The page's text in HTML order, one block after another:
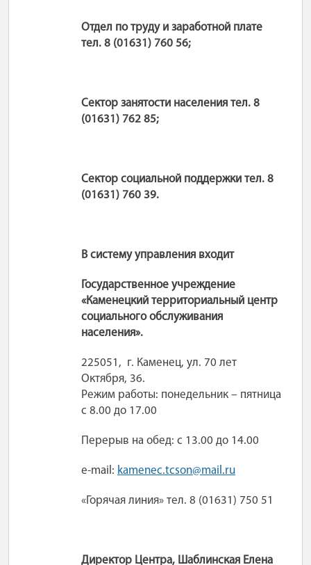
Отдел по труду и заработной плате
тел. 8 (01631) 760 56;
Сектор занятости населения тел. 8
(01631) 762 85;
Сектор социальной поддержки тел. 8
(01631) 760 39.
В систему управления входит
Государственное учреждение
«Каменецкий территориальный центр
социального обслуживания
населения».
225051, г. Каменец, ул. 70 лет
Октября, 36.
Режим работы: понедельник – пятница
с 8.00 до 17.00
Перерыв на обед: с 13.00 до 14.00
e-mail: kamenec.tcson@mail.ru
«Горячая линия» тел. 8 (01631) 750 51
Директор Центра, Шаблинская Елена